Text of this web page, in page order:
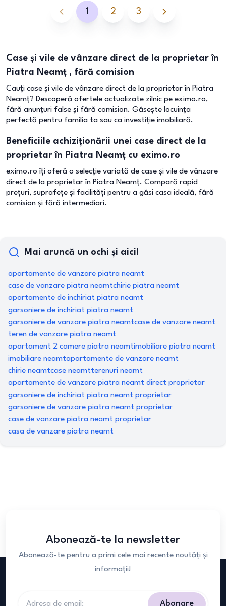
1 2 3
Case și vile de vânzare direct de la proprietar în
Piatra Neamț , fără comision
Cauți case și vile de vânzare direct de la proprietar în Piatra
Neamț? Descoperă ofertele actualizate zilnic pe eximo.ro,
fără anunțuri false și fără comision. Găsește locuința
perfectă pentru familia ta sau ca investiție imobiliară.
Beneficiile achiziționării unei case direct de la
proprietar în Piatra Neamț cu eximo.ro
eximo.ro îți oferă o selecție variată de case și vile de vânzare
direct de la proprietar în Piatra Neamț. Compară rapid
prețuri, suprafețe și facilități pentru a găsi casa ideală, fără
comision și fără intermediari.
Mai aruncă un ochi și aici!
apartamente de vanzare piatra neamt
case de vanzare piatra neamtchirie piatra neamt
apartamente de inchiriat piatra neamt
garsoniere de inchiriat piatra neamt
garsoniere de vanzare piatra neamtcase de vanzare neamt
teren de vanzare piatra neamt
apartament 2 camere piatra neamtimobiliare piatra neamt
imobiliare neamtapartamente de vanzare neamt
chirie neamtcase neamtterenuri neamt
apartamente de vanzare piatra neamt direct proprietar
garsoniere de inchiriat piatra neamt proprietar
garsoniere de vanzare piatra neamt proprietar
case de vanzare piatra neamt proprietar
casa de vanzare piatra neamt
Abonează-te la newsletter
Abonează-te pentru a primi cele mai recente noutăți și
informații!
Abonare